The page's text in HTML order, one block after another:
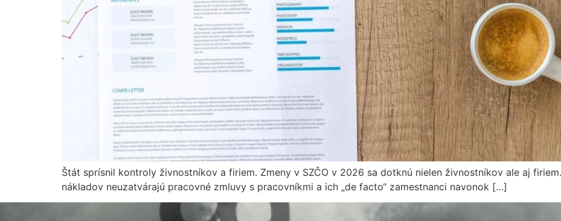
Štát sprísnil kontroly živnostníkov a firiem. Zmeny v SZČO v 2026 sa dotknú nielen živnostníkov ale aj
nákladov neuzatvárajú pracovné zmluvy s pracovníkmi a ich „de facto“ zamestnanci navonok […]